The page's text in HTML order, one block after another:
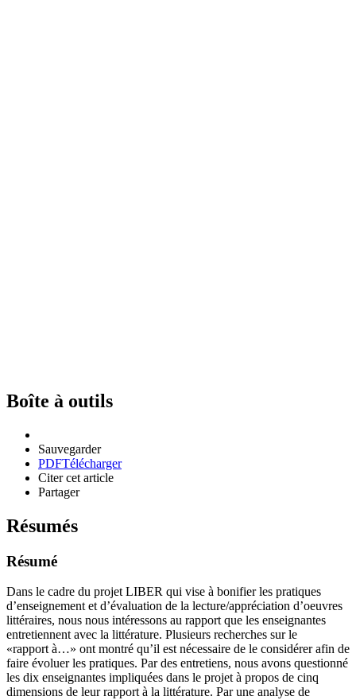
Boîte à outils
Sauvegarder
PDFTélécharger
Citer cet article
Partager
Résumés
Résumé
Dans le cadre du projet LIBER qui vise à bonifier les pratiques
d’enseignement et d’évaluation de la lecture/appréciation d’oeuvres
littéraires, nous nous intéressons au rapport que les enseignantes
entretiennent avec la littérature. Plusieurs recherches sur le
«rapport à…» ont montré qu’il est nécessaire de le considérer afin de
faire évoluer les pratiques. Par des entretiens, nous avons questionné
les dix enseignantes impliquées dans le projet à propos de cinq
dimensions de leur rapport à la littérature. Par une analyse de